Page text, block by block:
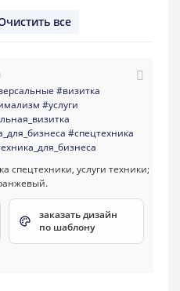
все
#визитка
#услуги
#спецтехника
заказать дизайн
по шаблону